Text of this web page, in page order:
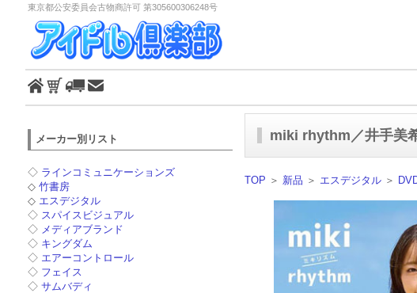
東京都公安委員会古物商許可 第305600306248号
メーカー別リスト
◇ ラインコミュニケーションズ
◇ 竹書房
◇ エスデジタル
◇ スパイスビジュアル
◇ メディアブランド
◇ キングダム
◇ エアーコントロール
◇ フェイス
◇ サムバディ
miki rhythm／井手美
TOP ＞ 新品 ＞ エスデジタル ＞